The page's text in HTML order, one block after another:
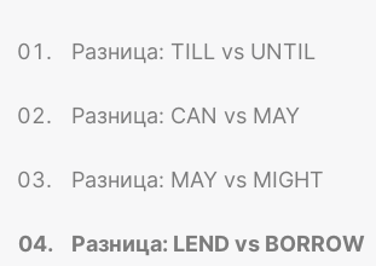
Разница: TILL vs UNTIL
Разница: CAN vs MAY
Разница: MAY vs MIGHT
Разница: LEND vs BORROW